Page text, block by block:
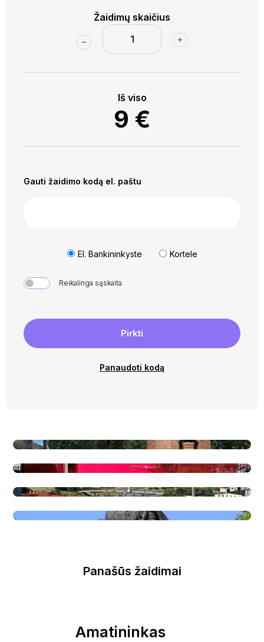
Žaidimų skaičius
Iš viso
9 €
Gauti žaidimo kodą el. paštu
El. Bankininkyste Kortele
Reikalinga sąskaita
Pirkti
Panaudoti kodą
Panašūs žaidimai
Amatininkas